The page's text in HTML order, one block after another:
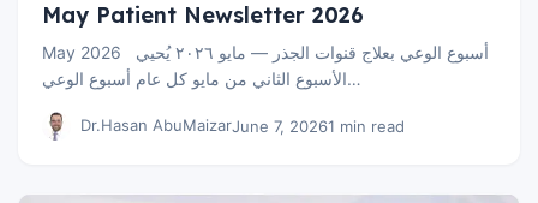
May Patient Newsletter 2026
May 2026 أسبوع الوعي بعلاج قنوات الجذر — مايو ٢٠٢٦ يُحيي
الأسبوع الثاني من مايو كل عام أسبوع الوعي…
Dr.Hasan AbuMaizarJune 7, 20261 min read